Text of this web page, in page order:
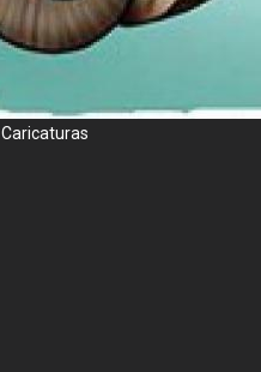
Caricaturas